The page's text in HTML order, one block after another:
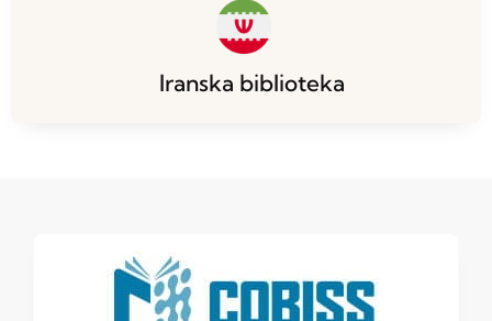
Iranska biblioteka